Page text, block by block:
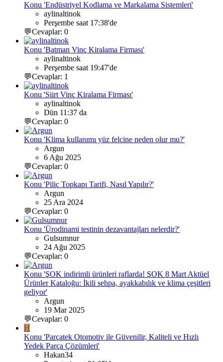
Konu 'Endüstriyel Kodlama ve Markalama Sistemleri'
aylinaltinok
Perşembe saat 17:38'de
💬Cevaplar: 0
Konu 'Batman Vinç Kiralama Firması'
aylinaltinok
Perşembe saat 19:47'de
💬Cevaplar: 1
Konu 'Siirt Vinç Kiralama Firması'
aylinaltinok
Dün 11:37 da
💬Cevaplar: 0
Konu 'Klima kullanımı yüz felcine neden olur mu?'
Argun
6 Ağu 2025
💬Cevaplar: 0
Konu 'Piliç Topkapı Tarifi, Nasıl Yapılır?'
Argun
25 Ara 2024
💬Cevaplar: 0
Konu 'Ürodinami testinin dezavantajları nelerdir?'
Gulsumnur
24 Ağu 2025
💬Cevaplar: 0
Konu 'ŞOK indirimli ürünleri raflarda! ŞOK 8 Mart Aktüel
Ürünler Kataloğu: İkili sehpa, ayakkabılık ve klima çeşitleri
geliyor'
Argun
19 Mar 2025
💬Cevaplar: 0
H
Konu 'Parçatek Otomotiv ile Güvenilir, Kaliteli ve Hızlı
Yedek Parça Çözümleri'
Hakan34